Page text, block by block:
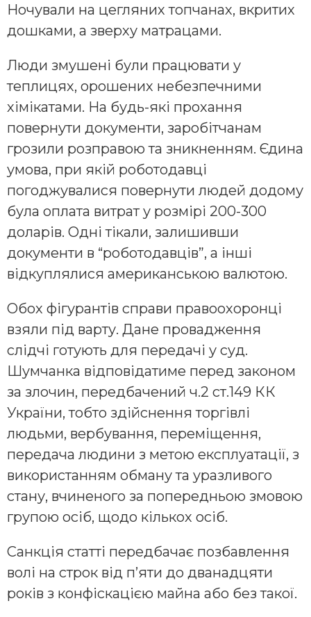
Ночували на цегляних топчанах, вкритих
дошками, а зверху матрацами.
Люди змушені були працювати у
теплицях, орошених небезпечними
хімікатами. На будь-які прохання
повернути документи, заробітчанам
грозили розправою та зникненням. Єдина
умова, при якій роботодавці
погоджувалися повернути людей додому
була оплата витрат у розмірі 200-300
доларів. Одні тікали, залишивши
документи в “роботодавців”, а інші
відкуплялися американською валютою.
Обох фігурантів справи правоохоронці
взяли під варту. Дане провадження
слідчі готують для передачі у суд.
Шумчанка відповідатиме перед законом
за злочин, передбачений ч.2 ст.149 КК
України, тобто здійснення торгівлі
людьми, вербування, переміщення,
передача людини з метою експлуатації, з
використанням обману та уразливого
стану, вчиненого за попередньою змовою
групою осіб, щодо кількох осіб.
Санкція статті передбачає позбавлення
волі на строк від п’яти до дванадцяти
років з конфіскацією майна або без такої.